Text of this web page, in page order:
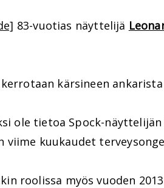
83-vuotias näyttelijä
kärsineen
ole tietoa Spock-
viime kuukaudet
roolissa myös vuoden 2013